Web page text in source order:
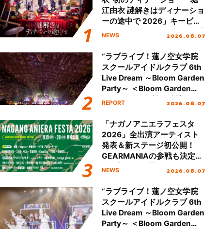
江由衣 謎解きはディナーショ
ーの途中で 2026」キービジ
ュアル＆グッズラインナップ
NEWS 2026.08.07
“ラブライブ！蓮ノ空女学院
スクールアイドルクラブ 6th
Live Dream ～Bloom Garden
Party～ ＜Bloom Garden
Party Stage／埼玉公演＞”
REPORT 2026.08.07
「ナガノアニエラフェスタ
2026」全出演アーティスト
発表＆新ステージ初公開！
GEARMANIAの参戦も決定
し、初となる第3ステージの
NEWS 2026.08.07
“ラブライブ！蓮ノ空女学院
スクールアイドルクラブ 6th
Live Dream ～Bloom Garden
Party～ ＜Bloom Garden